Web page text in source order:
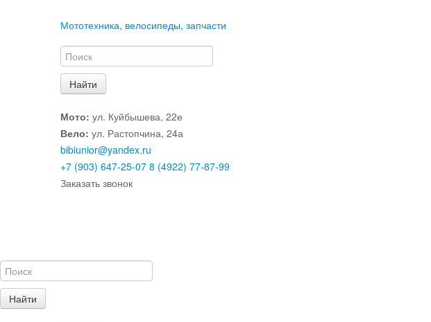
Мототехника, велосипеды, запчасти
Мото: ул. Куйбышева, 22е
Вело: ул. Растопчина, 24а
bibiunior@yandex.ru
+7 (903) 647-25-07 8 (4922) 77-87-99
Заказать звонок